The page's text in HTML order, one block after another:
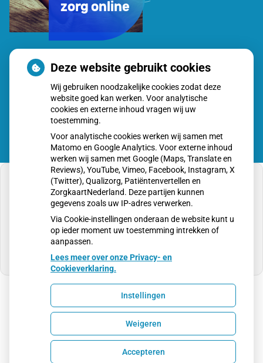
Uw
Zorg
Online
zorg online
U heeft geen toestemming gegeven voor
externe inhoud die nodig is om dit te zien.
Cookie-instellingen wijzigen
Uw Zorg Online
Cookie-instellingen
Deze website gebruikt cookies
Wij gebruiken noodzakelijke cookies zodat deze
website goed kan werken. Voor analytische
cookies en externe inhoud vragen wij uw
toestemming.
Voor analytische cookies werken wij samen met
Matomo en Google Analytics. Voor externe inhoud
werken wij samen met Google (Maps, Translate en
Reviews), YouTube, Vimeo, Facebook, Instagram, X
(Twitter), Qualizorg, Patiëntenvertellen en
ZorgkaartNederland. Deze partijen kunnen
gegevens zoals uw IP-adres verwerken.
Via Cookie-instellingen onderaan de website kunt u
op ieder moment uw toestemming intrekken of
aanpassen.
Lees meer over onze Privacy- en
Cookieverklaring.
Instellingen
Weigeren
Accepteren